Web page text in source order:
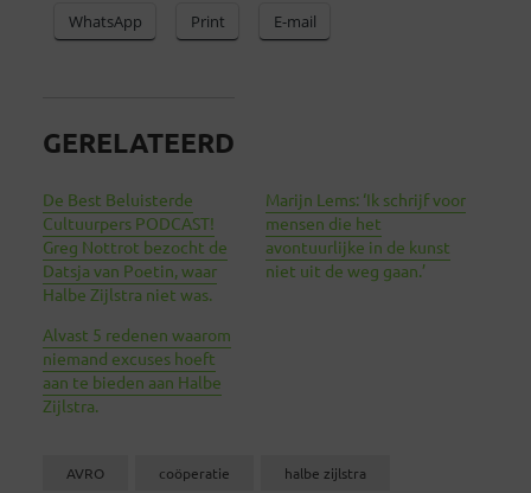
WhatsApp Print E-mail
GERELATEERD
De Best Beluisterde
Cultuurpers PODCAST!
Greg Nottrot bezocht de
Datsja van Poetin, waar
Halbe Zijlstra niet was.
Marijn Lems: ‘Ik schrijf voor
mensen die het
avontuurlijke in de kunst
niet uit de weg gaan.’
Alvast 5 redenen waarom
niemand excuses hoeft
aan te bieden aan Halbe
Zijlstra.
AVRO coöperatie halbe zijlstra